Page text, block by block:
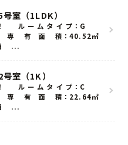
室（1LDK）
！ ル ー ム タ イ プ：G
有 面 積：40.52㎡
...
室（1K）
！ ル ー ム タ イ プ：C
有 面 積：22.64㎡
...